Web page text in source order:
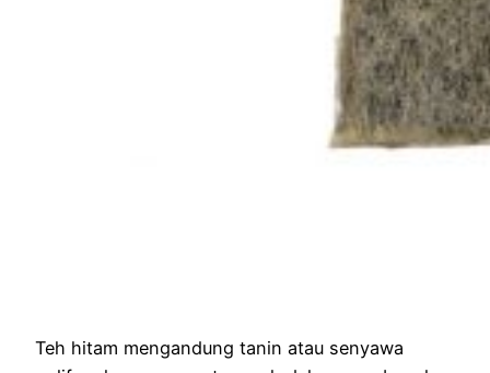
Teh hitam mengandung tanin atau senyawa